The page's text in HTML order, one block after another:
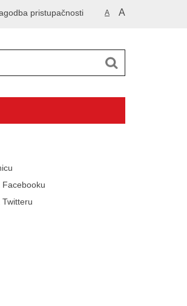
A A
pristupačnosti
Facebooku
Twitteru